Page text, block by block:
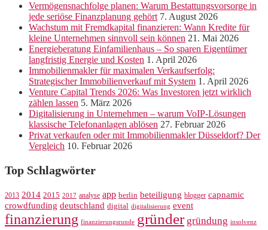
Vermögensnachfolge planen: Warum Bestattungsvorsorge in
jede seriöse Finanzplanung gehört 7. August 2026
Wachstum mit Fremdkapital finanzieren: Wann Kredite für
kleine Unternehmen sinnvoll sein können 21. Mai 2026
Energieberatung Einfamilienhaus – So sparen Eigentümer
langfristig Energie und Kosten 1. April 2026
Immobilienmakler für maximalen Verkaufserfolg:
Strategischer Immobilienverkauf mit System 1. April 2026
Venture Capital Trends 2026: Was Investoren jetzt wirklich
zählen lassen 5. März 2026
Digitalisierung in Unternehmen – warum VoIP-Lösungen
klassische Telefonanlagen ablösen 27. Februar 2026
Privat verkaufen oder mit Immobilienmakler Düsseldorf? Der
Vergleich 10. Februar 2026
Top Schlagwörter
2013 2014 2015 2017 analyse app berlin beteiligung blogger capnamic
crowdfunding deutschland digital digitalisierung event
finanzierung finanzierungsrunde gründer gründung insolvenz